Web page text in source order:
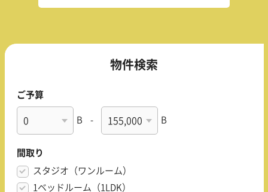
物件検索
ご予算
B - B
間取り
スタジオ（ワンルーム）
1ベッドルーム（1LDK）